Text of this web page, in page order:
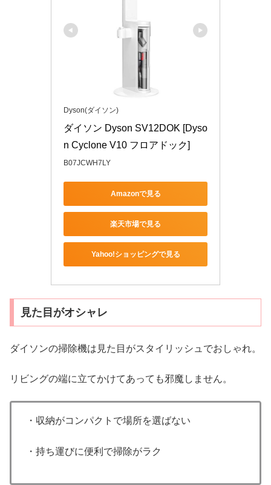
Dyson(ダイソン)
ダイソン Dyson SV12DOK [Dyso
n Cyclone V10 フロアドック]
B07JCWH7LY
Amazonで見る
楽天市場で見る
Yahoo!ショッピングで見る
見た目がオシャレ
ダイソンの掃除機は見た目がスタイリッシュでおしゃれ。
リビングの端に立てかけてあっても邪魔しません。
・収納がコンパクトで場所を選ばない
・持ち運びに便利で掃除がラク